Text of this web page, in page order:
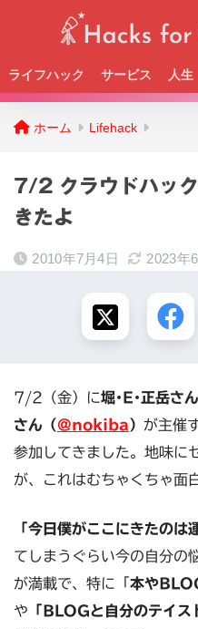
ライフハック サービス 人生
Beckの活動＆
ホーム Lifehack
7/2 クラウドハッ
きたよ
2010年7月4日 2023年
7/2（金）に堀･E･正岳さ
さん（@nokiba） が主催
参加してきました。地味に
が、これはむちゃくちゃ面
「今日僕がここにきたのは
てしまうぐらい今の自分の
が満載で、特に「本や
や 「BLOGと自分のテイス